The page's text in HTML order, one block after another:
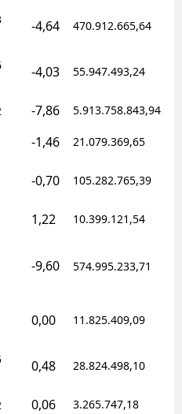
-4,64 470.912.665,64
-4,03 55.947.493,24
-7,86 5.913.758.843,94
-1,46 21.079.369,65
-0,70 105.282.765,39
1,22 10.399.121,54
-9,60 574.995.233,71
0,00 11.825.409,09
0,48 28.824.498,10
0,06 3.265.747,18